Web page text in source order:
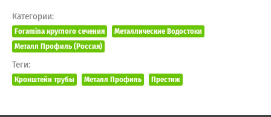
Категории:
Foramina круглого сечения
Металлические Водостоки
Металл Профиль (Россия)
Теги:
Кронштейн трубы Металл Профиль Престиж